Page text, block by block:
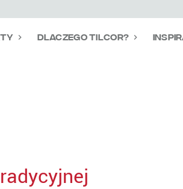
Dlaczego Tilcor?